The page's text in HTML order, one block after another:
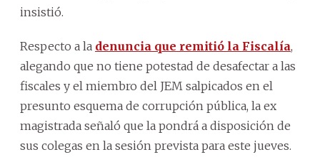
insistió.
Respecto a la denuncia que remitió la Fiscalía,
alegando que no tiene potestad de desafectar a las
fiscales y el miembro del JEM salpicados en el
presunto esquema de corrupción pública, la ex
magistrada señaló que la pondrá a disposición de
sus colegas en la sesión prevista para este jueves.